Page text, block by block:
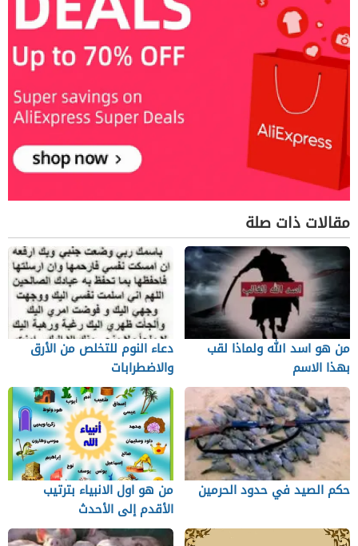
مقالات ذات صلة
من هو اسد الله ولماذا لقب
بهذا الاسم
دعاء النوم للتخلص من الأرق
والاضطرابات
حكم الصيد في حدود الحرمين
من هو اول الانبياء بترتيب
الأقدم إلى الأحدث